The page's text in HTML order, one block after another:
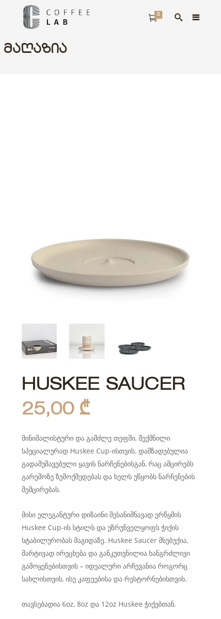
0
ᲛᲐᲦᲐᲖᲘᲐ
HUSKEE SAUCER
25,00 ₾
მინიმალისტური და გამძლე თეფში, შექმნილი
სპეციალურად Huskee Cup-ისთვის. დამზადებულია
გადამუშავებული ყავის ნარჩენებისგან, რაც ამცირებს
გარემოზე ზემოქმედებას და ხელს უწყობს ნარჩენების
შემცირებას.
მისი ელეგანტური დიზაინი შესანიშნავად ერწყმის
Huskee Cup-ის სტილს და უზრუნველყოფს ჭიქის
სტაბილურობას მაგიდაზე. Huskee Saucer მსუბუქია,
მარტივად ირეცხება და განკუთვნილია ხანგრძლივი
გამოყენებისთვის – იდეალური არჩევანია როგორც
სახლისთვის, ისე კაფეებისა და რესტორნებისთვის.
თავსებადია 6oz, 8oz და 12oz Huskee ჭიქებთან.